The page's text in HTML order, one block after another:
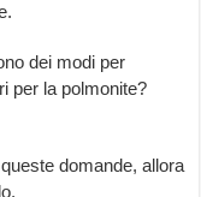
dei modi per
per la polmonite?
domande, allora